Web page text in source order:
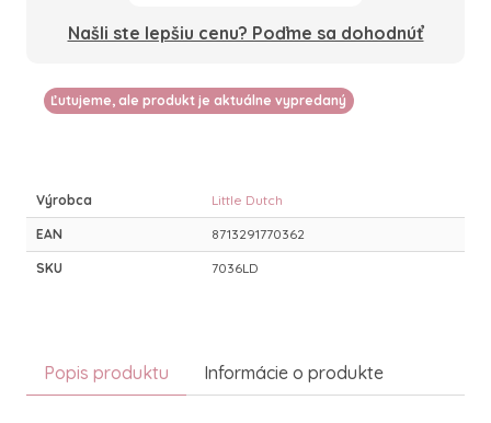
Našli ste lepšiu cenu? Poďme sa dohodnúť
Ľutujeme, ale produkt je aktuálne vypredaný
Výrobca Little Dutch
EAN 8713291770362
SKU 7036LD
Popis produktu Informácie o produkte